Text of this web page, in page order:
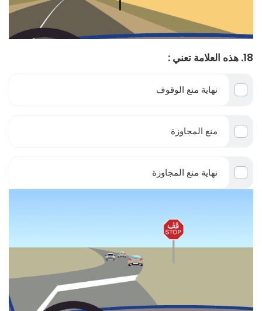
18. هذه العلامة تعني :
نهاية منع الوقوف
منع المجاوزة
نهاية منع المجاوزة